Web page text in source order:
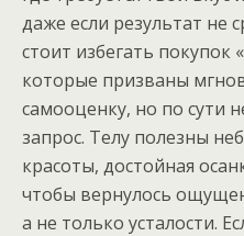
даже если результат не
стоит избегать покупок
которые призваны
самооценку, но по сути
запрос. Телу полезны
красоты, достойная
чтобы вернулось
а не только усталости.